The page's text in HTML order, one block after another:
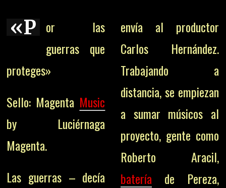
«P or las
guerras que
proteges»
Sello: Magenta Music
by Luciérnaga
Magenta.
Las guerras – decía
envía al productor
Carlos Hernández.
Trabajando a
distancia, se empiezan
a sumar músicos al
proyecto, gente como
Roberto Aracil,
batería de Pereza,